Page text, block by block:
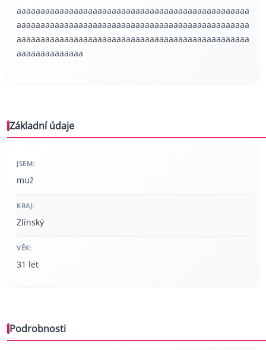
aaaaaaaaaaaaaaaaaaaaaaaaaaaaaaaaaaaaaaaaaaaaaaaaa
aaaaaaaaaaaaaaaaaaaaaaaaaaaaaaaaaaaaaaaaaaaaaaaaa
aaaaaaaaaaaaaaaaaaaaaaaaaaaaaaaaaaaaaaaaaaaaaaaaa
aaaaaaaaaaaaaa
Základní údaje
JSEM:
muž
KRAJ:
Zlínský
VĚK:
31 let
Podrobnosti